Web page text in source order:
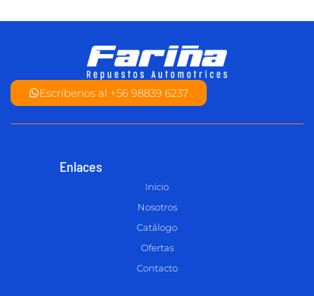
Escríbenos al +56 98839 6237
Enlaces
Inicio
Nosotros
Catálogo
Ofertas
Contacto